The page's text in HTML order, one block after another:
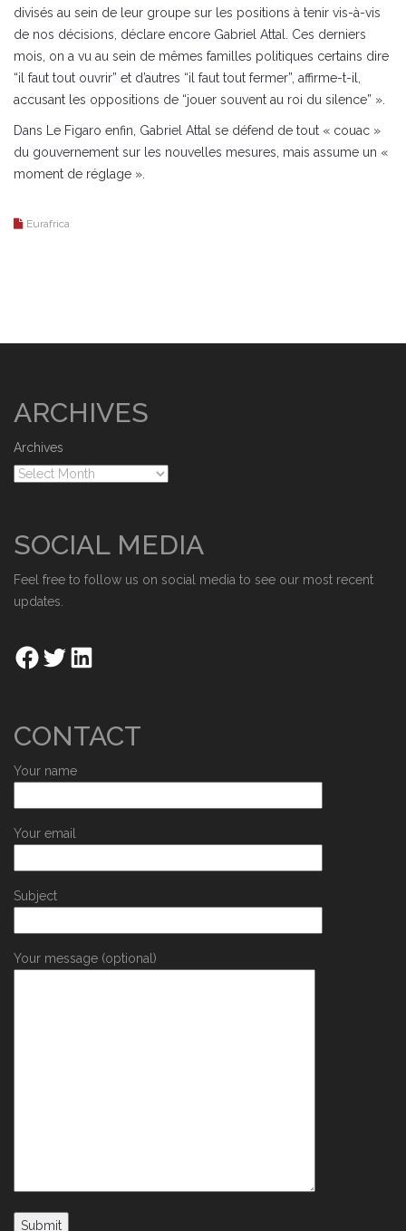
divisés au sein de leur groupe sur les positions à tenir vis-à-vis
de nos décisions, déclare encore Gabriel Attal. Ces derniers
mois, on a vu au sein de mêmes familles politiques certains dire
“il faut tout ouvrir” et d’autres “il faut tout fermer”, affirme-t-il,
accusant les oppositions de “jouer souvent au roi du silence” ».
Dans Le Figaro enfin, Gabriel Attal se défend de tout « couac »
du gouvernement sur les nouvelles mesures, mais assume un «
moment de réglage ».
Eurafrica
ARCHIVES
Archives
SOCIAL MEDIA
Feel free to follow us on social media to see our most recent
updates.
CONTACT
Your name
Your email
Subject
Your message (optional)